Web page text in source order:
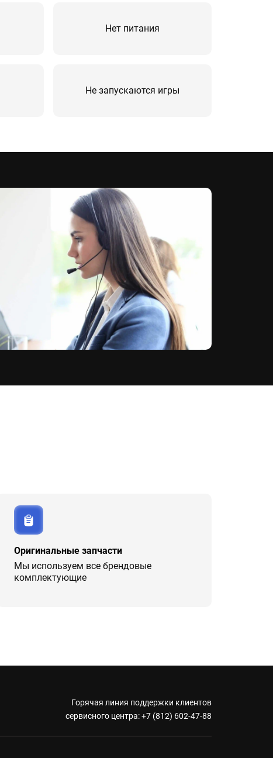
Нет питания
Не запускаются игры
Оригинальные запчасти
Мы используем все брендовые
комплектующие
Горячая линия поддержки клиентов
сервисного центра:+7 (812) 602-47-88